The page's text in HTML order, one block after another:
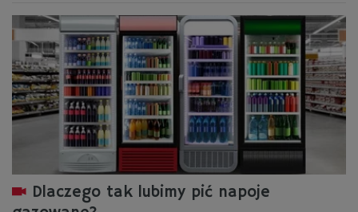
Dlaczego tak lubimy pić napoje